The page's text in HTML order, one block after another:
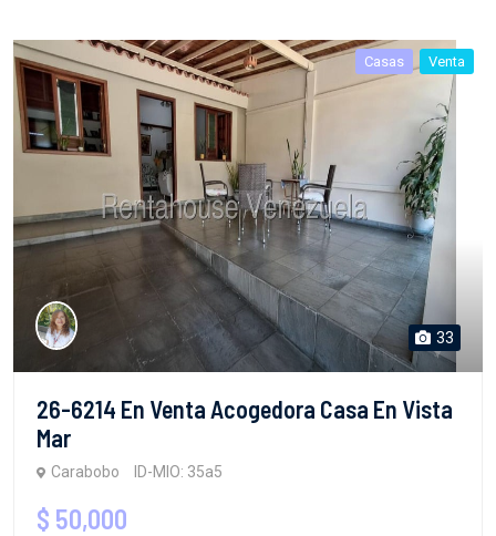
Casas Venta
33
26-6214 En Venta Acogedora Casa En Vista
Mar
Carabobo ID-MIO: 35a5
$ 50,000